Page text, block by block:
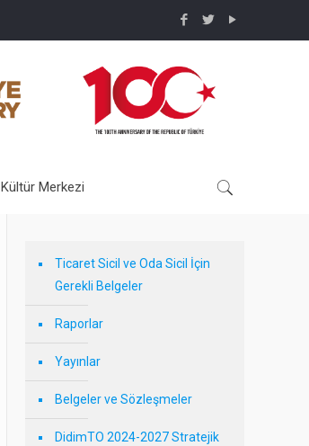
Kültür Merkezi
Ticaret Sicil ve Oda Sicil İçin
Gerekli Belgeler
Raporlar
Yayınlar
Belgeler ve Sözleşmeler
DidimTO 2024-2027 Stratejik